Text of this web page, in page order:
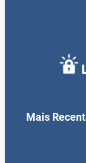
Mais